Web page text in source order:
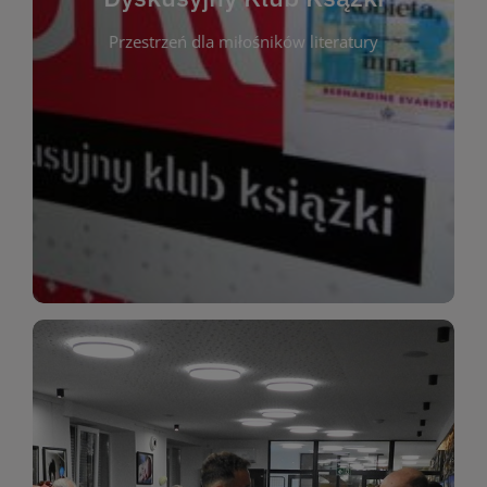
Przestrzeń dla miłośników literatury
Dyskusyjny Klub Ksążki
Dyskusyjny Klub Książki to przestrzeń dla
miłośników literatury, którzy lubią dzielić się
opiniami i emocjami po lekturze. Spotykamy się
regularnie, by rozmawiać o wybranych tytułach z
różnych gatunków literackich. Każde spotkanie to
okazja do inspirującej dyskusji, wymiany
miłośników estetycznych doznań!
WIĘCEJ